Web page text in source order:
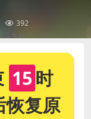
392
15时
恢复原